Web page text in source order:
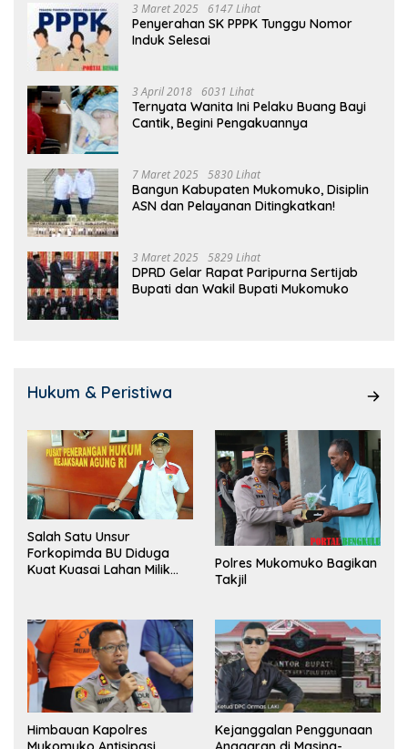
3 Maret 2025 6147 Lihat
Penyerahan SK PPPK Tunggu Nomor
Induk Selesai
3 April 2018 6031 Lihat
Ternyata Wanita Ini Pelaku Buang Bayi
Cantik, Begini Pengakuannya
7 Maret 2025 5830 Lihat
Bangun Kabupaten Mukomuko, Disiplin
ASN dan Pelayanan Ditingkatkan!
3 Maret 2025 5829 Lihat
DPRD Gelar Rapat Paripurna Sertijab
Bupati dan Wakil Bupati Mukomuko
Hukum & Peristiwa
Salah Satu Unsur
Forkopimda BU Diduga
Kuat Kuasai Lahan Milik
Polres Mukomuko Bagikan
Takjil
Himbauan Kapolres
Kejanggalan Penggunaan